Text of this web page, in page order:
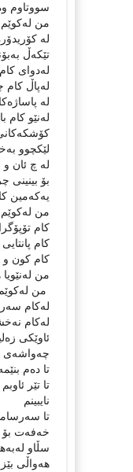
سووتاوم
من لەکوێم
لە
تێکەڵ
لەدواى
لەپاڵ کام
لە
لەنێو کام
لێکچوو
لە چ ئان و
بۆ
یەکەمین
من لەکوێم
کام
کام
کام کون و
من
من لەکوێم
لەکام
لەکام
ئاوێکى
چەواشەى
تا دەم
تا تێر
نایبینم
تا
خەفەت بۆ
سڵاو
هەواڵى